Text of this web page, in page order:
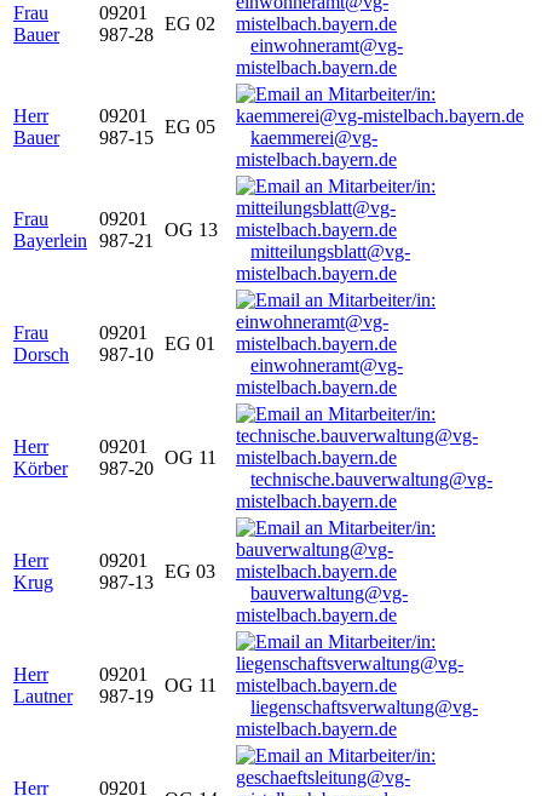
Frau
Bauer
09201
987-28
EG 02
einwohneramt@vg-
mistelbach.bayern.de
Herr
Bauer
09201
987-15
EG 05
kaemmerei@vg-
mistelbach.bayern.de
Frau
Bayerlein
09201
987-21
OG 13
mitteilungsblatt@vg-
mistelbach.bayern.de
Frau
Dorsch
09201
987-10
EG 01
einwohneramt@vg-
mistelbach.bayern.de
Herr
Körber
09201
987-20
OG 11
technische.bauverwaltung@vg-
mistelbach.bayern.de
Herr
Krug
09201
987-13
EG 03
bauverwaltung@vg-
mistelbach.bayern.de
Herr
Lautner
09201
987-19
OG 11
liegenschaftsverwaltung@vg-
mistelbach.bayern.de
Herr
09201